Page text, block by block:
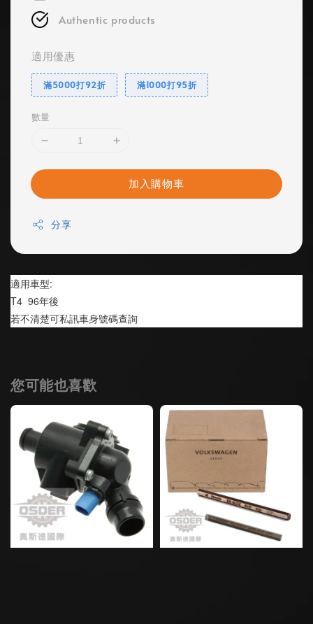
Authentic products
適用優惠
滿5000打92折 滿1000打95折
數量
加入購物車
分享
適用車型:
T4  96年後
若不清楚可私訊車身號碼查詢
您可能也喜歡